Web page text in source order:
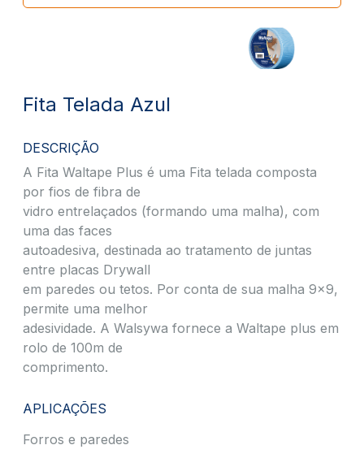
Fita Telada Azul
DESCRIÇÃO
A Fita Waltape Plus é uma Fita telada composta
por fios de fibra de
vidro entrelaçados (formando uma malha), com
uma das faces
autoadesiva, destinada ao tratamento de juntas
entre placas Drywall
em paredes ou tetos. Por conta de sua malha 9×9,
permite uma melhor
adesividade. A Walsywa fornece a Waltape plus em
rolo de 100m de
comprimento.
APLICAÇÕES
Forros e paredes